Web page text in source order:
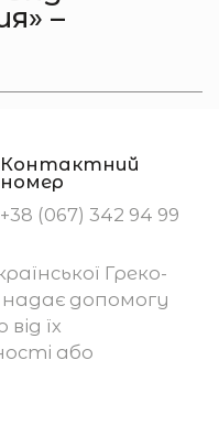
–
Контактний
номер
+38 (067) 342 94 99
Греко-
допомогу
їх
або